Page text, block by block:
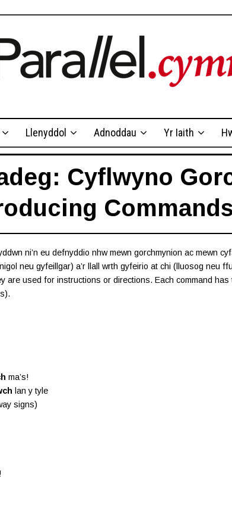
Llenyddol Adnoddau Yr Iaith
Cyflwyno
ni’n eu defnyddio nhw mewn gorchmynion ac mewn
neu gyfeillgar) a’r llall wrth gyfeirio at chi (lluosog neu
used for instructions or directions. Each command
ma’s!
lan y tyle
signs)